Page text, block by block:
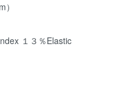
１３％Elastic